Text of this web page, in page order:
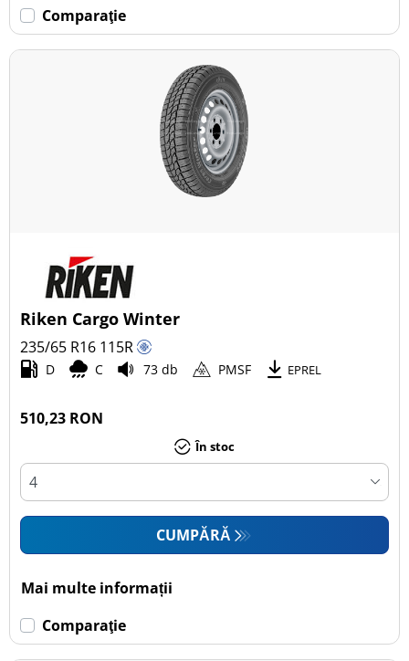
Comparaţie
Riken Cargo Winter
235/65 R16 115R
D C 73 db PMSF EPREL
510,23 RON
În stoc
CUMPĂRĂ
Mai multe informații
Comparaţie